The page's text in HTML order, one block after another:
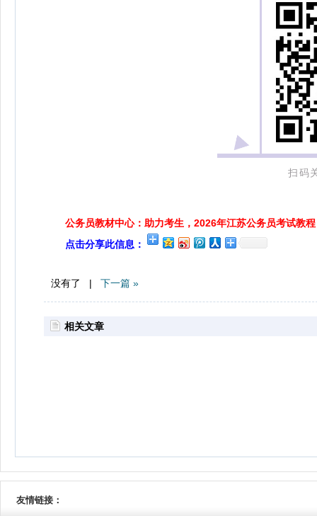
扫码
公务员教材中心：助力考生，2026年江苏公务员考试教程
点击分享此信息：
没有了 | 下一篇 »
相关文章
友情链接：